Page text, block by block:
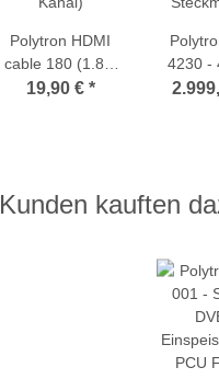
Polytron HDMI
cable 180 (1.8m
mit Ethernet-
19,90 € *
4230 -
HDMI
Kunden kauften